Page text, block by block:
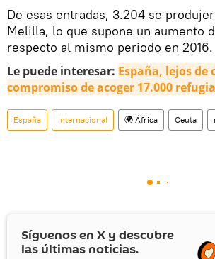
De esas entradas, 3.204 se
Melilla, lo que supone un aumento
respecto al mismo periodo en 2016.
Le puede interesar: España, lejos de
compromiso de acoger 17.000
España Internacional 🌍 África Ceuta
Síguenos en X y descubre
las últimas noticias.